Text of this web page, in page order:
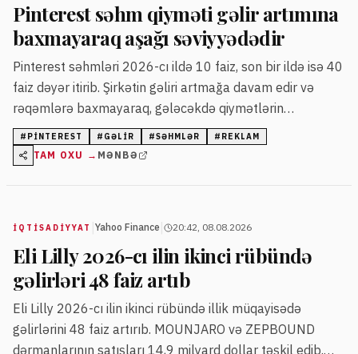
Pinterest səhm qiyməti gəlir artımına
baxmayaraq aşağı səviyyədədir
Pinterest səhmləri 2026-cı ildə 10 faiz, son bir ildə isə 40
faiz dəyər itirib. Şirkətin gəliri artmağa davam edir və
rəqəmlərə baxmayaraq, gələcəkdə qiymətlərin
yüksəlməsi gözlənilir.
# PINTEREST # GƏLIR #SƏHMLƏR # REKLAM
TAM OXU → MƏNBƏ
İQTISADIYYAT Yahoo Finance 20:42, 08.08.2026
Eli Lilly 2026-cı ilin ikinci rübündə
gəlirləri 48 faiz artıb
Eli Lilly 2026-cı ilin ikinci rübündə illik müqayisədə
gəlirlərini 48 faiz artırıb. MOUNJARO və ZEPBOUND
dərmanlarının satışları 14,9 milyard dollar təşkil edib.